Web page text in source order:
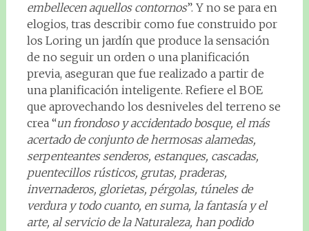
embellecen aquellos contornos”. Y no se para en
elogios, tras describir como fue construido por
los Loring un jardín que produce la sensación
de no seguir un orden o una planificación
previa, aseguran que fue realizado a partir de
una planificación inteligente. Refiere el BOE
que aprovechando los desniveles del terreno se
crea “un frondoso y accidentado bosque, el más
acertado de conjunto de hermosas alamedas,
serpenteantes senderos, estanques, cascadas,
puentecillos rústicos, grutas, praderas,
invernaderos, glorietas, pérgolas, túneles de
verdura y todo cuanto, en suma, la fantasía y el
arte, al servicio de la Naturaleza, han podido